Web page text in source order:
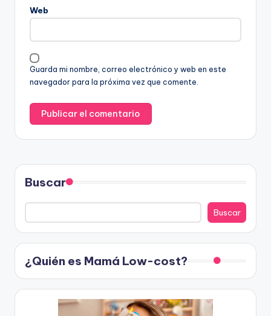
Web
Guarda mi nombre, correo electrónico y web en este
navegador para la próxima vez que comente.
Buscar
Buscar
¿Quién es Mamá Low-cost?